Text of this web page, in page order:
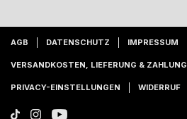
AGB DATENSCHUTZ IMPRESSUM
VERSANDKOSTEN, LIEFERUNG & ZAHLUNG
PRIVACY-EINSTELLUNGEN WIDERRUF